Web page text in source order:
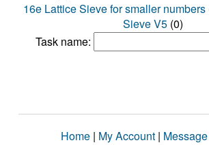
16e Lattice Sieve for smaller numbers
Sieve V5 (0)
Task name:
Home | My Account |